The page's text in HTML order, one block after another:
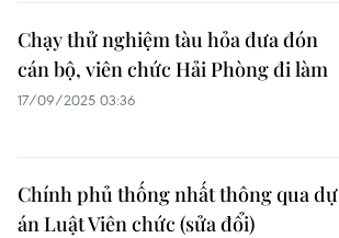
Chạy thử nghiệm tàu hỏa đưa đón
cán bộ, viên chức Hải Phòng đi làm
17/09/2025 03:36
Chính phủ thống nhất thông qua dự
án Luật Viên chức (sửa đổi)